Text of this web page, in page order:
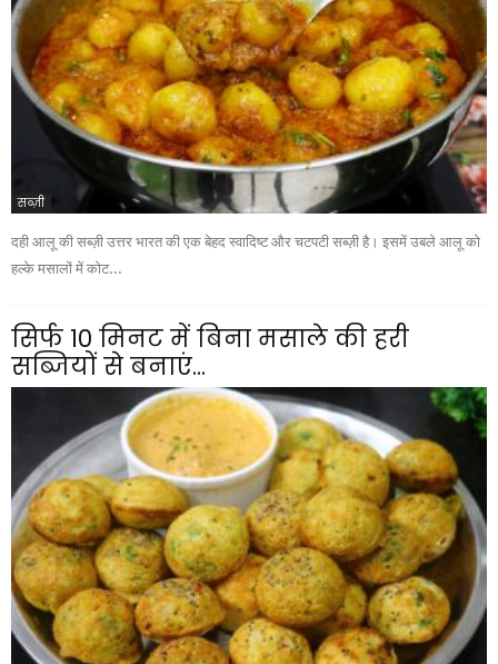
सब्ज़ी
दही आलू की सब्ज़ी उत्तर भारत की एक बेहद स्वादिष्ट और चटपटी सब्ज़ी है। इसमें उबले आलू को
हल्के मसालों में कोट...
सिर्फ 10 मिनट में बिना मसाले की हरी
सब्जियों से बनाएं...